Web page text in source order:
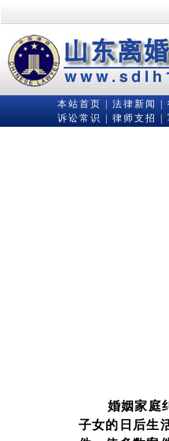
本站首页 法律新闻
诉讼常识
律师支招
婚姻家庭
子女的日后生